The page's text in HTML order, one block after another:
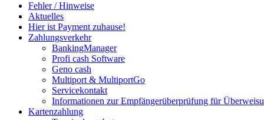
Fehler / Hinweise
Aktuelles
Hier ist Payment zuhause!
Zahlungsverkehr
BankingManager
Profi cash Software
Geno cash
Multiport & MultiportGo
Servicekontakt
Informationen zur Empfängerüberprüfung für
Kartenzahlung